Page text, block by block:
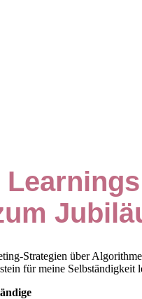
Strategien über
für meine Selbständigkeit